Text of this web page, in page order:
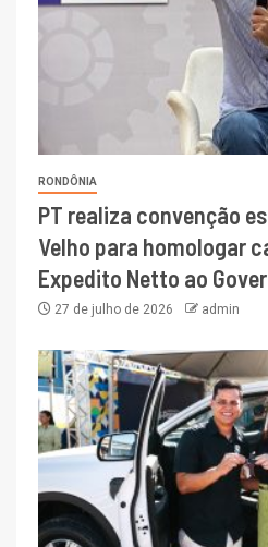
RONDÔNIA
PT realiza convenção
Velho para homologar
Expedito Netto ao
27 de julho de 2026 admin